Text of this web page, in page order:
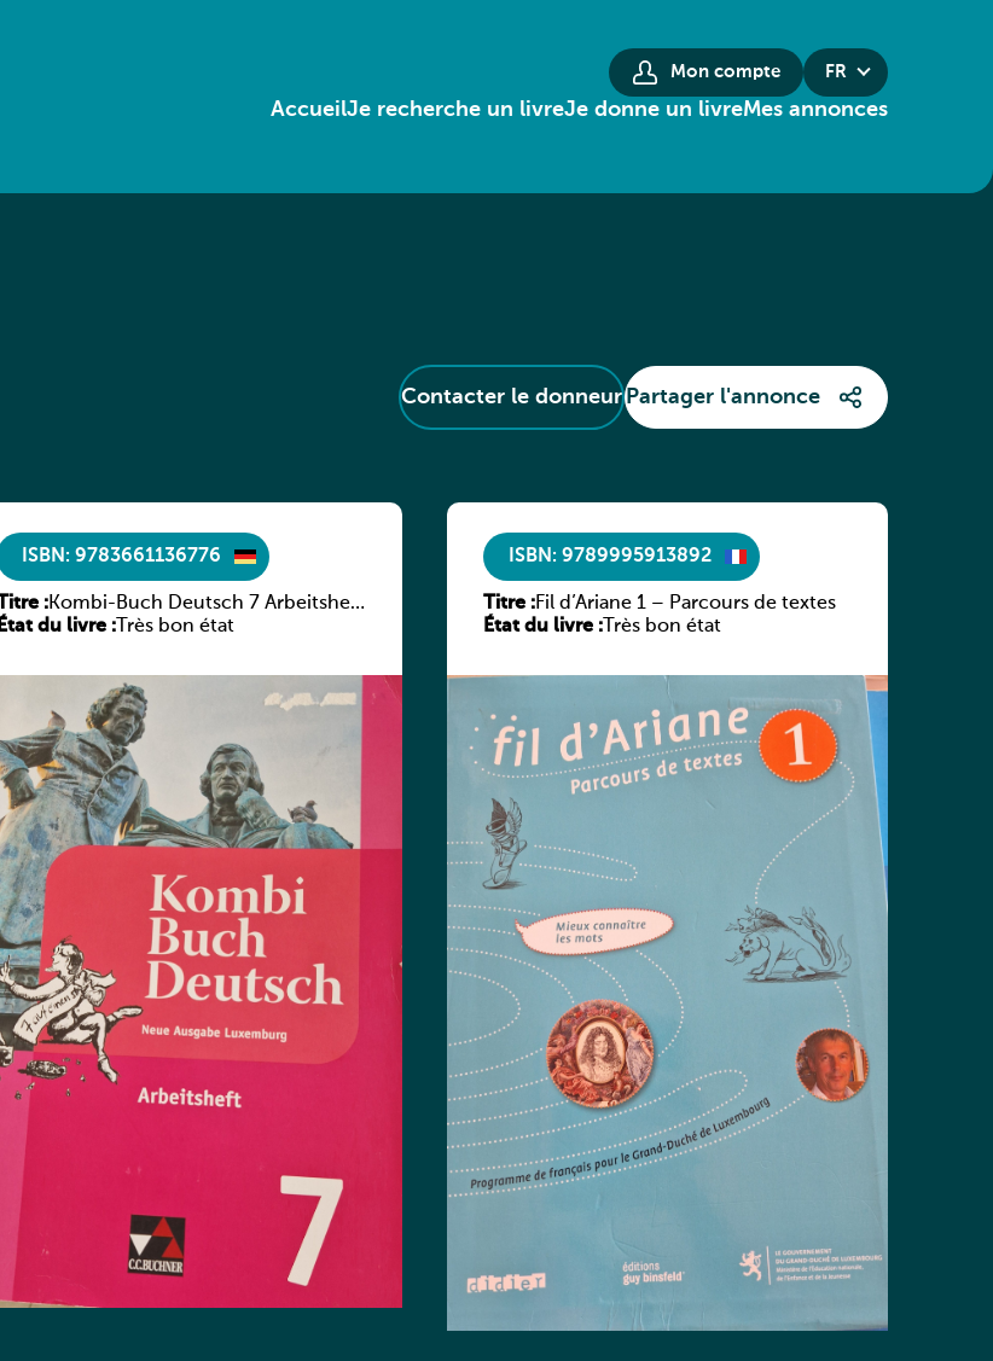
Mon compte FR
AccueilJe recherche un livreJe donne un livreMes annonces
Contacter le donneur Partager l'annonce
ISBN: 9783661136776
Titre :Kombi-Buch Deutsch 7 Arbeitsheft
(Neue Ausgabe Luxemburg)
État du livre : Très bon état
ISBN: 9789995913892
Titre :Fil d’Ariane 1 – Parcours de textes
État du livre :Très bon état